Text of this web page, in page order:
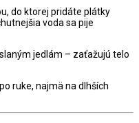
do ktorej pridáte plátky
voda sa pije
jedlám – zaťažujú telo
ruke, najmä na dlhších